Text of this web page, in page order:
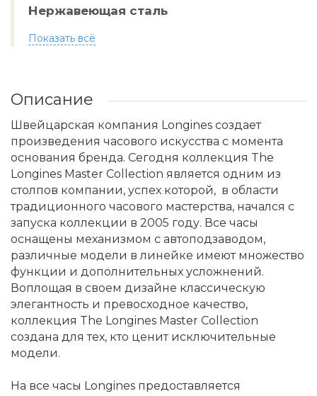
Нержавеющая сталь
Показать всё
Описание
Швейцарская компания Longines создает
произведения часового искусства с момента
основания бренда. Сегодня коллекция The
Longines Master Collection является одним из
столпов компании, успех которой, в области
традиционного часового мастерства, начался с
запуска коллекции в 2005 году. Все часы
оснащены механизмом с автоподзаводом,
различные модели в линейке имеют множество
функции и дополнительных усложнений.
Воплощая в своем дизайне классическую
элегантность и превосходное качество,
коллекция The Longines Master Collection
создана для тех, кто ценит исключительные
модели.
На все часы Longines предоставляется